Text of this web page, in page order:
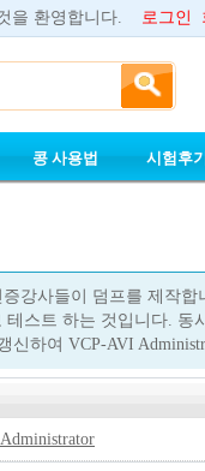
을 환영합니다. 로그인
콩 사용법 시험후기
강사들이 덤프를 제작
스트 하는 것입니다. 동
하여 VCP-AVI